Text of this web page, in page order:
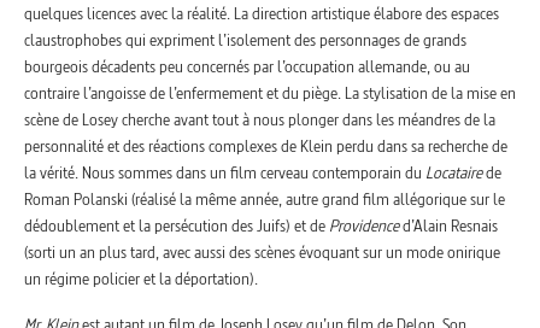
quelques licences avec la réalité. La direction artistique élabore des espaces
claustrophobes qui expriment l’isolement des personnages de grands
bourgeois décadents peu concernés par l’occupation allemande, ou au
contraire l’angoisse de l’enfermement et du piège. La stylisation de la mise en
scène de Losey cherche avant tout à nous plonger dans les méandres de la
personnalité et des réactions complexes de Klein perdu dans sa recherche de
la vérité. Nous sommes dans un film cerveau contemporain du Locatairede
Roman Polanski (réalisé la même année, autre grand film allégorique sur le
dédoublement et la persécution des Juifs) et de Providenced’Alain Resnais
(sorti un an plus tard, avec aussi des scènes évoquant sur un mode onirique
un régime policier et la déportation).